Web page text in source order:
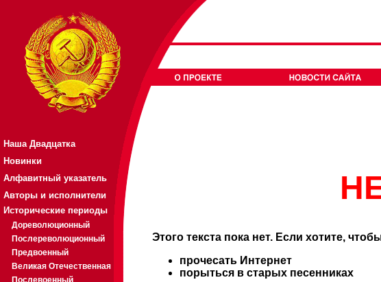
Наша Двадцатка
Новинки
Алфавитный указатель
Авторы и исполнители
Исторические периоды
Дореволюционный
Послереволюционный
Предвоенный
Великая Отечественная
Послевоенный
Этого текста пока нет. Если хотите,
прочесать Интернет
порыться в старых песенниках